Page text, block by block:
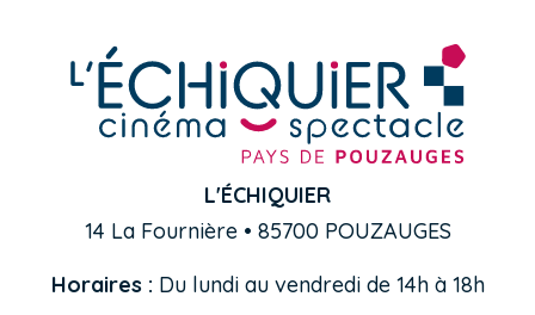
L'ÉCHIQUIER
14 La Fournière • 85700 POUZAUGES
Horaires : Du lundi au vendredi de 14h à 18h